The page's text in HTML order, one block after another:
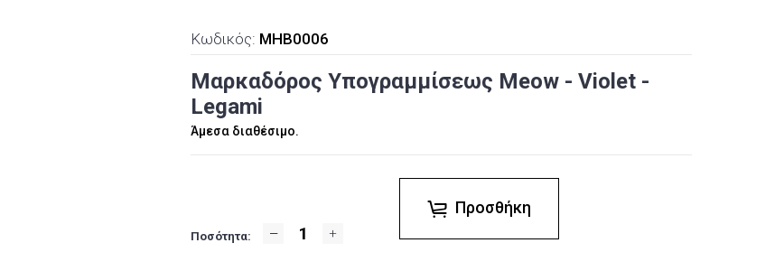
Κωδικός: MHB0006
Μαρκαδόρος Υπογραμμίσεως Meow - Violet -
Legami
Άμεσα διαθέσιμο.
Ποσότητα:
Προσθήκη